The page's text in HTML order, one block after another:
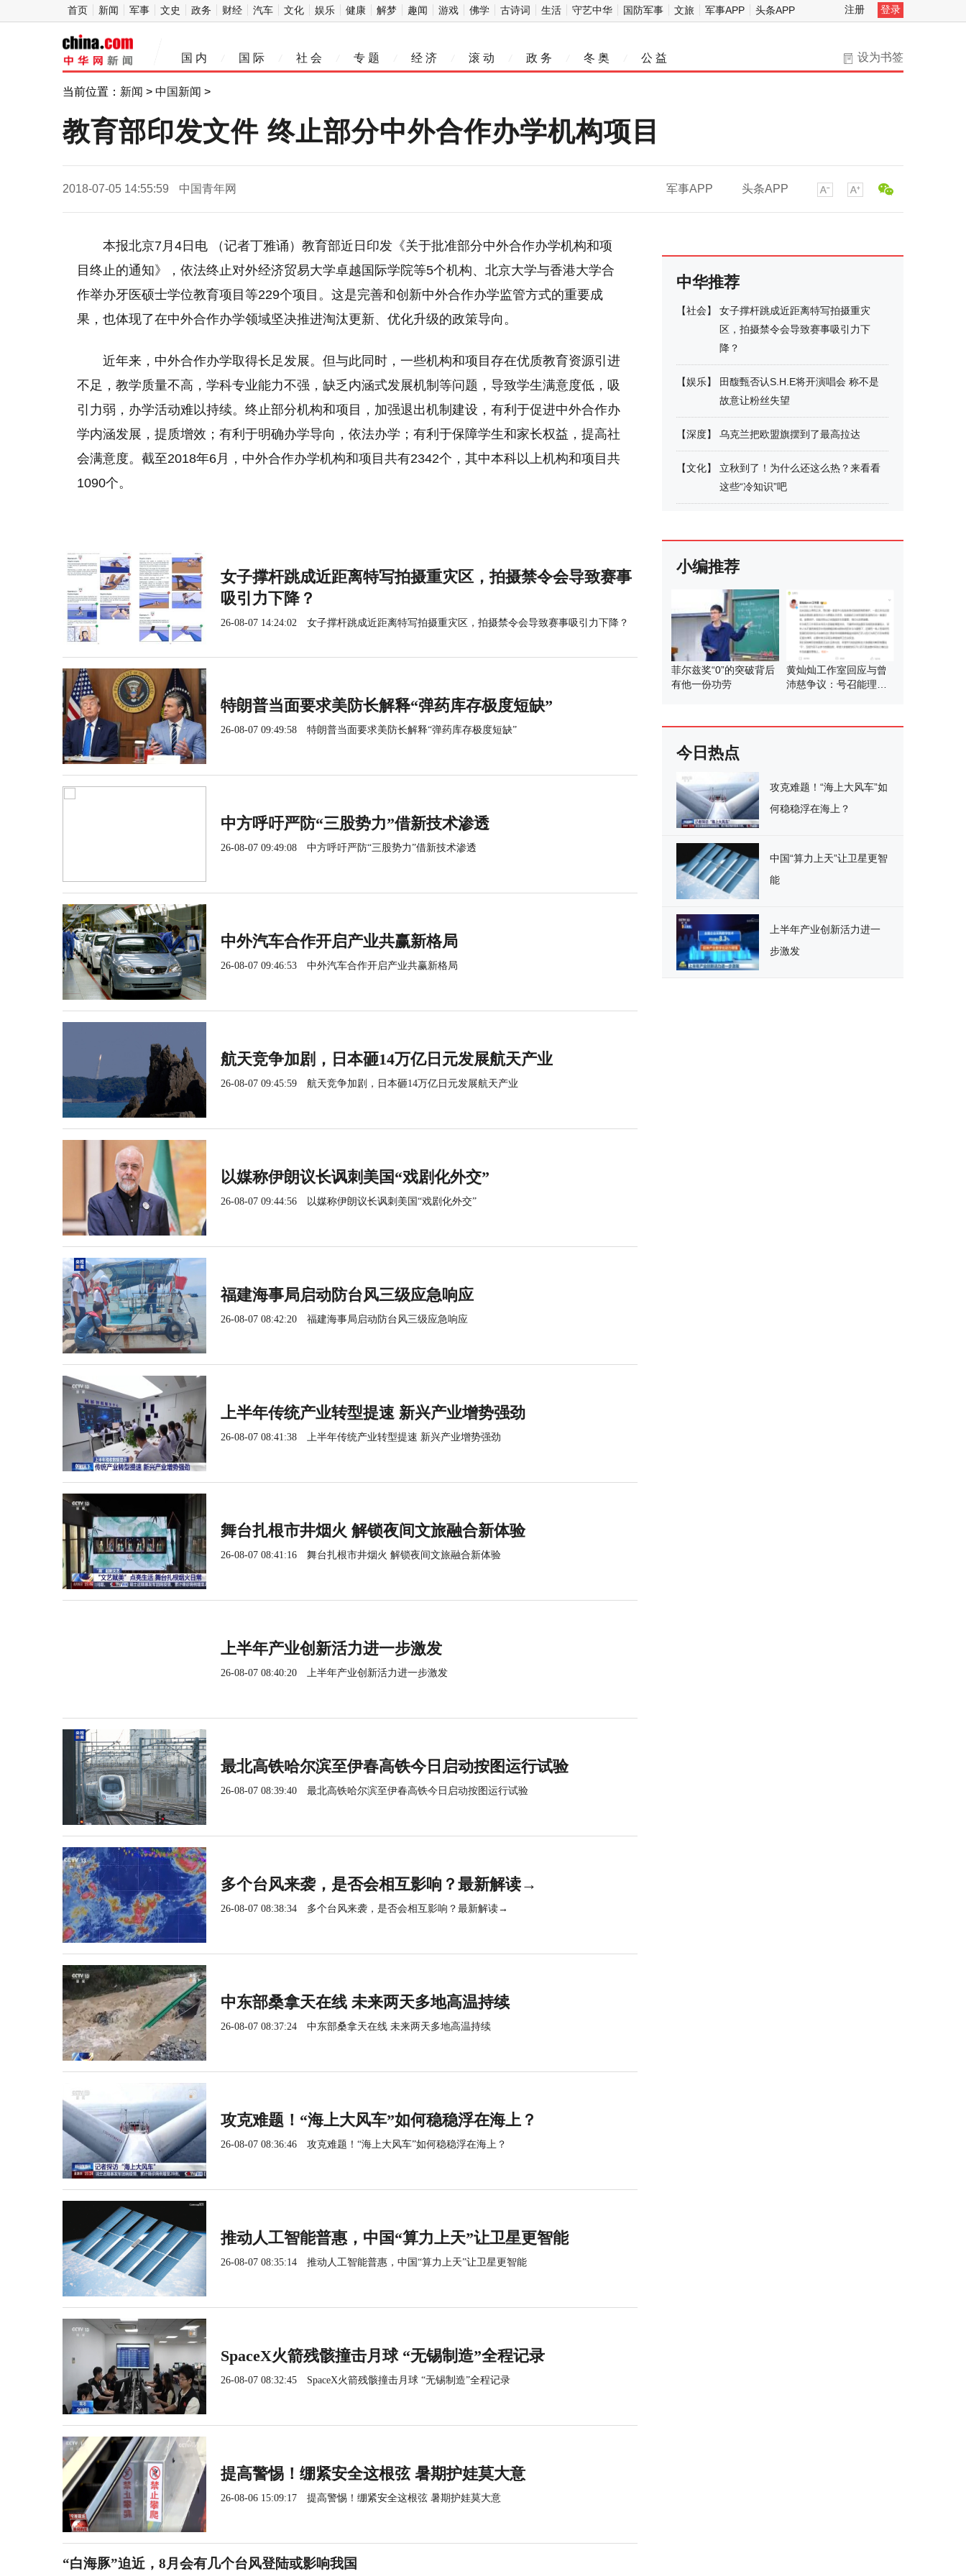
首页 新闻 军事 文史 政务 财经 汽车 文化 娱乐 健康 解梦 趣闻 游戏 佛学 古诗词 生活 守艺中华 国防军事 文旅 军事APP 头条APP 注册 登录
中
华网
设为书签
国 内 国 际 社 会 专 题 经 济 滚 动 政 务 冬 奥 公 益
当前位置： 新闻 > 中国新闻 >
教育部印发文件 终止部分中外合作办学机构项目
2018-07-05 14:55:59 中国青年网 军事APP 头条APP
本报北京7月4日电 （记者丁雅诵）教育部近日印发《关于批准部分中外合作办学机构和项
目终止的通知》，依法终止对外经济贸易大学卓越国际学院等5个机构、北京大学与香港大学合
作举办牙医硕士学位教育项目等229个项目。这是完善和创新中外合作办学监管方式的重要成
果，也体现了在中外合作办学领域坚决推进淘汰更新、优化升级的政策导向。
近年来，中外合作办学取得长足发展。但与此同时，一些机构和项目存在优质教育资源引进
不足，教学质量不高，学科专业能力不强，缺乏内涵式发展机制等问题，导致学生满意度低，吸
引力弱，办学活动难以持续。终止部分机构和项目，加强退出机制建设，有利于促进中外合作办
学内涵发展，提质增效；有利于明确办学导向，依法办学；有利于保障学生和家长权益，提高社
会满意度。截至2018年6月，中外合作办学机构和项目共有2342个，其中本科以上机构和项目共
1090个。
女子撑杆跳成近距离特写拍摄重灾区，拍摄禁令会导致赛事
吸引力下降？
26-08-07 14:24:02 女子撑杆跳成近距离特写拍摄重灾区，拍摄禁令会导致赛事吸引力下降？
特朗普当面要求美防长解释“弹药库存极度短缺”
26-08-07 09:49:58 特朗普当面要求美防长解释“弹药库存极度短缺”
中方呼吁严防“三股势力”借新技术渗透
26-08-07 09:49:08 中方呼吁严防“三股势力”借新技术渗透
中外汽车合作开启产业共赢新格局
26-08-07 09:46:53 中外汽车合作开启产业共赢新格局
航天竞争加剧，日本砸14万亿日元发展航天产业
26-08-07 09:45:59 航天竞争加剧，日本砸14万亿日元发展航天产业
以媒称伊朗议长讽刺美国“戏剧化外交”
26-08-07 09:44:56 以媒称伊朗议长讽刺美国“戏剧化外交”
福建海事局启动防台风三级应急响应
26-08-07 08:42:20 福建海事局启动防台风三级应急响应
上半年传统产业转型提速 新兴产业增势强劲
26-08-07 08:41:38 上半年传统产业转型提速 新兴产业增势强劲
舞台扎根市井烟火 解锁夜间文旅融合新体验
26-08-07 08:41:16 舞台扎根市井烟火 解锁夜间文旅融合新体验
上半年产业创新活力进一步激发
26-08-07 08:40:20 上半年产业创新活力进一步激发
最北高铁哈尔滨至伊春高铁今日启动按图运行试验
26-08-07 08:39:40 最北高铁哈尔滨至伊春高铁今日启动按图运行试验
多个台风来袭，是否会相互影响？最新解读→
26-08-07 08:38:34 多个台风来袭，是否会相互影响？最新解读→
中东部桑拿天在线 未来两天多地高温持续
26-08-07 08:37:24 中东部桑拿天在线 未来两天多地高温持续
攻克难题！“海上大风车”如何稳稳浮在海上？
26-08-07 08:36:46 攻克难题！“海上大风车”如何稳稳浮在海上？
推动人工智能普惠，中国“算力上天”让卫星更智能
26-08-07 08:35:14 推动人工智能普惠，中国“算力上天”让卫星更智能
SpaceX火箭残骸撞击月球 “无锡制造”全程记录
26-08-07 08:32:45 SpaceX火箭残骸撞击月球 “无锡制造”全程记录
提高警惕！绷紧安全这根弦 暑期护娃莫大意
26-08-06 15:09:17 提高警惕！绷紧安全这根弦 暑期护娃莫大意
“白海豚”迫近，8月会有几个台风登陆或影响我国
中华推荐
【社会】
女子撑杆跳成近距离特写拍摄重灾
区，拍摄禁令会导致赛事吸引力下
降？
【娱乐】
田馥甄否认S.H.E将开演唱会 称不是
故意让粉丝失望
【深度】 乌克兰把欧盟旗摆到了最高拉达
【文化】
立秋到了！为什么还这么热？来看看
这些“冷知识”吧
小编推荐
菲尔兹奖“0”的突破背后
有他一份功劳
黄灿灿工作室回应与曾
沛慈争议：号召能理智
今日热点
攻克难题！“海上大风车”如
何稳稳浮在海上？
中国“算力上天”让卫星更智
能
上半年产业创新活力进一
步激发